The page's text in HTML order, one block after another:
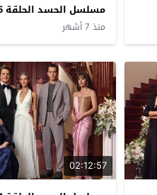
مسلسل الحسد الحلقة 15 مترجم
منذ 7 أشهر
02:12:57